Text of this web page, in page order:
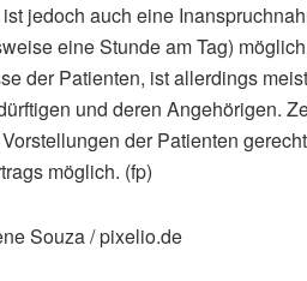
jedoch auch eine
eine Stunde am Tag)
der Patienten, ist allerdings
und deren Angehörigen.
der Patienten
möglich. (fp)
Souza / pixelio.de